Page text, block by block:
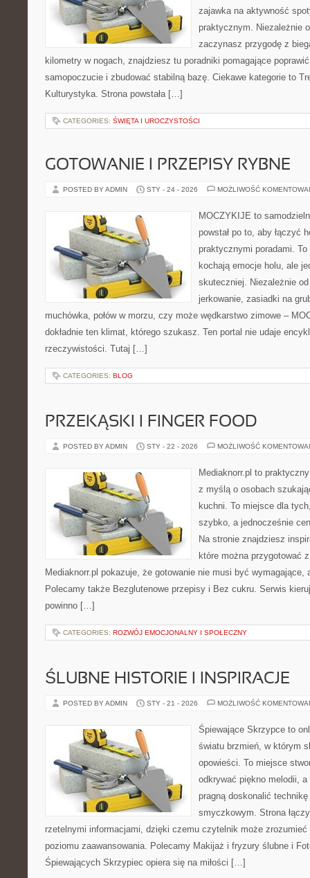
zajawka na aktywność
praktycznym. Niezależnie
zaczynasz przygodę z
kilometry w nogach, znajdziesz tu poradniki pomagające
samopoczucie i zbudować stabilną bazę. Ciekawe kategorie to
Kulturystyka. Strona powstała […]
CATEGORIES: ŚWIĘTA I UROCZYSTOŚCI
GOTOWANIE I PRZEPISY RYBNE
POSTED BY ADMIN STY - 24 - 2026 MOŻLIWOŚĆ
MOCZYKIJE to
powstał po to, aby łączyć
praktycznymi poradami.
kochają emocje holu, ale
skuteczniej. Niezależnie
jerkowanie, zasiadki na
muchówka, połów w morzu, czy może wędkarstwo zimowe –
dokładnie ten klimat, którego szukasz. Ten portal nie udaje
rzeczywistości. Tutaj […]
CATEGORIES: BLOG
PRZEKĄSKI I FINGER FOOD
POSTED BY ADMIN STY - 22 - 2026 MOŻLIWOŚĆ
Mediaknorr.pl to
z myślą o osobach
kuchni. To miejsce dla
szybko, a jednocześnie
Na stronie znajdziesz
które można przygotować
Mediaknorr.pl pokazuje, że gotowanie nie musi być wymagające,
Polecamy także Bezglutenowe przepisy i Bez cukru. Serwis
powinno […]
CATEGORIES: ROZWÓJ EMOCJONALNY I SPOŁECZNY
ŚLUBNE HISTORIE I INSPIRACJE
POSTED BY ADMIN STY - 21 - 2026 MOŻLIWOŚĆ
Śpiewające Skrzypce to
światu brzmień, w którym
opowieści. To miejsce
odkrywać piękno melodii,
pragną doskonalić
smyczkowym. Strona
rzetelnymi informacjami, dzięki czemu czytelnik może
poziomu zaawansowania. Polecamy Makijaż i fryzury ślubne i
Śpiewających Skrzypiec opiera się na miłości […]